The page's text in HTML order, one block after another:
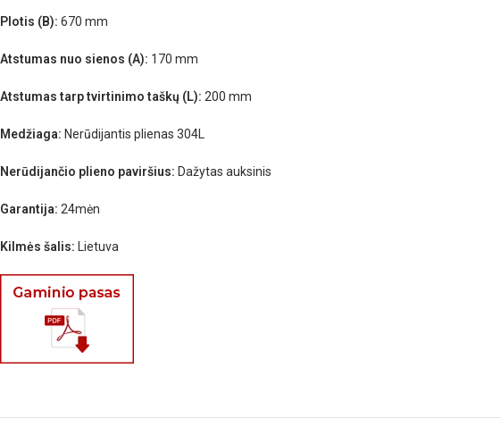
Plotis (B): 670 mm
Atstumas nuo sienos (A): 170 mm
Atstumas tarp tvirtinimo taškų (L): 200 mm
Medžiaga: Nerūdijantis plienas 304L
Nerūdijančio plieno paviršius: Dažytas auksinis
Garantija: 24mėn
Kilmės šalis: Lietuva